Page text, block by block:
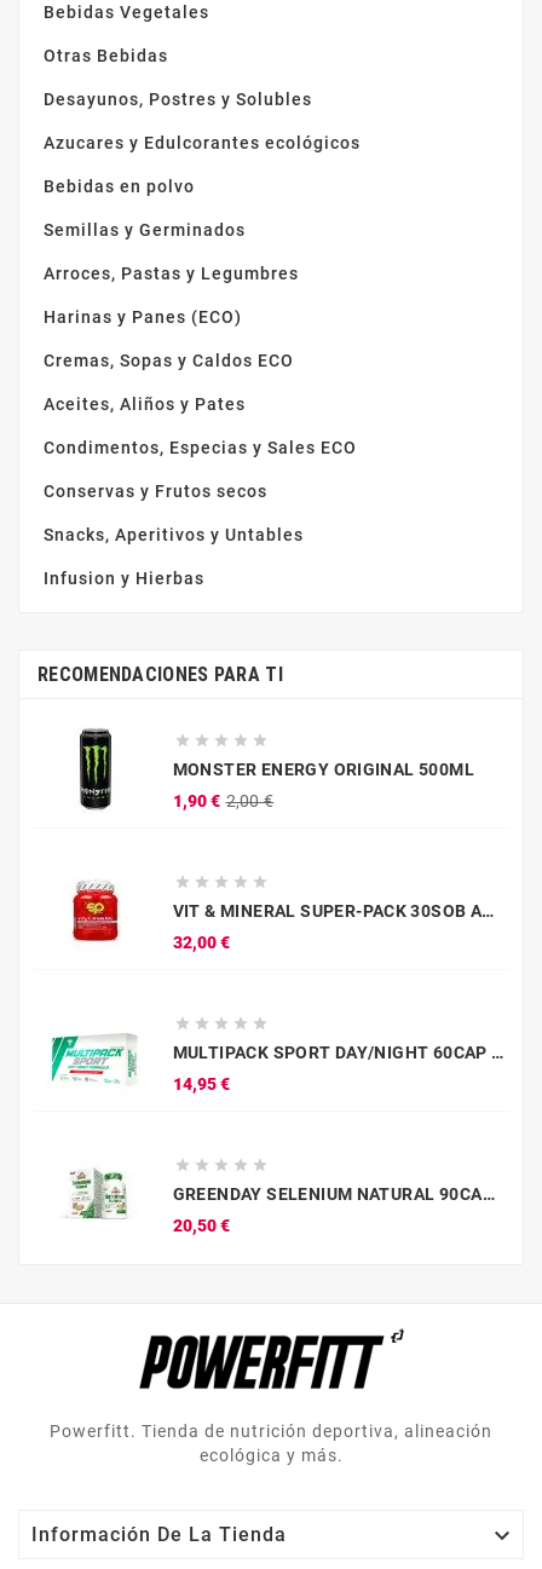
Bebidas Vegetales
Otras Bebidas
Desayunos, Postres y Solubles
Azucares y Edulcorantes ecológicos
Bebidas en polvo
Semillas y Germinados
Arroces, Pastas y Legumbres
Harinas y Panes (ECO)
Cremas, Sopas y Caldos ECO
Aceites, Aliños y Pates
Condimentos, Especias y Sales ECO
Conservas y Frutos secos
Snacks, Aperitivos y Untables
Infusion y Hierbas
RECOMENDACIONES PARA TI
    
MONSTER ENERGY ORIGINAL 500ML
1,90 € 2,00 €
    
VIT & MINERAL SUPER-PACK 30SOB AMIX
32,00 €Precio
    
MULTIPACK SPORT DAY/NIGHT 60CAP TREC
14,95 €Precio
    
GREENDAY SELENIUM NATURAL 90CAP AMIX
20,50 €Precio
Powerfitt. Tienda de nutrición deportiva, alineación
ecológica y más.
Información De La Tienda 